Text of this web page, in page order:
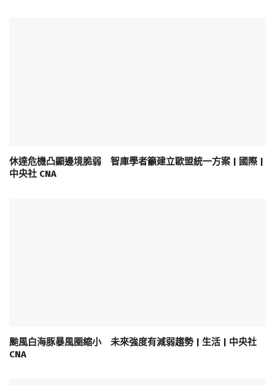
休達危機凸顯邊境脆弱 智庫學者籲建立歐盟統一方案 | 國際 |
中央社 CNA
颱風白海豚暴風圈縮小 未來強度有減弱趨勢 | 生活 | 中央社
CNA